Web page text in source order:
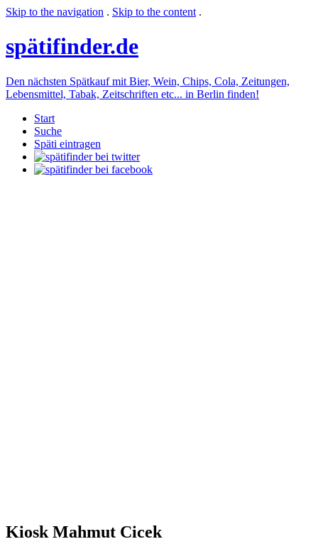
Skip to the navigation . Skip to the content .
spätifinder.de
Den nächsten Spätkauf mit Bier, Wein, Chips, Cola, Zeitungen,
Lebensmittel, Tabak, Zeitschriften etc... in Berlin finden!
Start
Suche
Späti eintragen
Kiosk Mahmut Cicek